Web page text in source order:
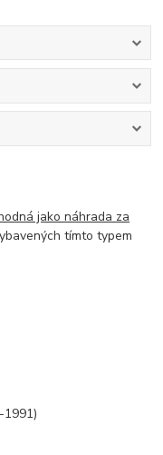
jako náhrada za
tímto typem
1991)